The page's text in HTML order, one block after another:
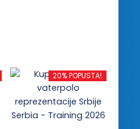
biti
izabrane
na
stranici
20% POPUSTA!